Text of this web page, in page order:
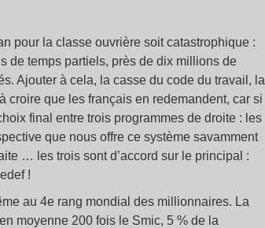
pour la classe ouvrière soit catastrophique :
de temps partiels, près de dix millions de
Ajouter à cela, la casse du code du travail, la
que les français en redemandent, car si
final entre trois programmes de droite : les
que nous offre ce système savamment
… les trois sont d’accord sur le principal :
!
au 4e rang mondial des millionnaires. La
moyenne 200 fois le Smic, 5 % de la